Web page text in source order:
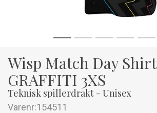
Wisp Match Day Shirt
GRAFFITI 3XS
Teknisk spillerdrakt - Unisex
Varenr:154511